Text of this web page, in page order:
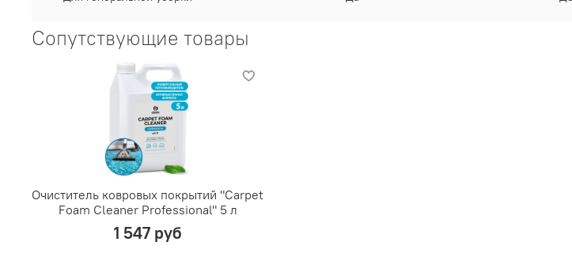
Сопутствующие товары
Очиститель ковровых покрытий "Carpet
Foam Cleaner Professional" 5 л
1 547 руб